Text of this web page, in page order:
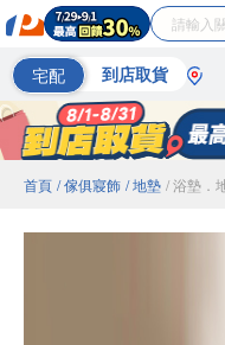
宅配 到店取貨
首頁 / 傢俱寢飾 / 地墊 / 浴墊．